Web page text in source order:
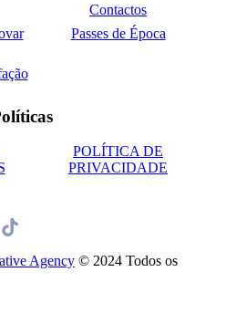
Contactos
Passes de Época
POLÍTICA DE
PRIVACIDADE
Agency © 2024 Todos os